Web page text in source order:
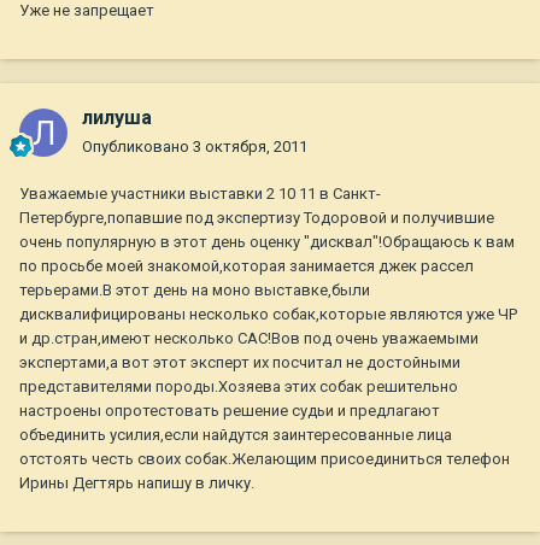
Уже не запрещает
лилуша
Опубликовано 3 октября, 2011
Уважаемые участники выставки 2 10 11 в Санкт-
Петербурге,попавшие под экспертизу Тодоровой и получившие
очень популярную в этот день оценку "дисквал"!Обращаюсь к вам
по просьбе моей знакомой,которая занимается джек рассел
терьерами.В этот день на моно выставке,были
дисквалифицированы несколько собак,которые являются уже ЧР
и др.стран,имеют несколько САС!Вов под очень уважаемыми
экспертами,а вот этот эксперт их посчитал не достойными
представителями породы.Хозяева этих собак решительно
настроены опротестовать решение судьи и предлагают
объединить усилия,если найдутся заинтересованные лица
отстоять честь своих собак.Желающим присоединиться телефон
Ирины Дегтярь напишу в личку.